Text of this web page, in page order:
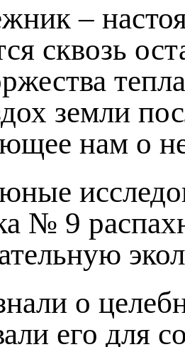
–
сквозь
земли
нам о
№ 9
о
его для